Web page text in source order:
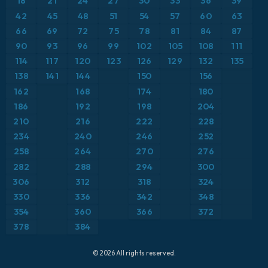
ICON Alemania 2 km
Caribe
Escandinavia
Estados Unidos
Europa
Francia
Grecia
Islandia
Anomalía de temperatura a 850 hPa
CAPE
Precipitación, nubes y presión
Profundidad de nieve
Punto de rocío a 2 m
Ráfagas de Viento Máximas
Ráfagas de viento
42 45 48 51 54 57 60
63
66
69 72 75 78 81 84 87
90 93 96 99 102 105 108
111
114
117 120 123 126 129 132
135
138
141 144 150
156
162
168 174
180
186
192 198
204
210
216 222 228
234 240 246 252
258 264 270
276
282
288 294
300
306
312 318
324
330
336 342 348
354 360 366 372
378 384
© 2026 All rights reserved.